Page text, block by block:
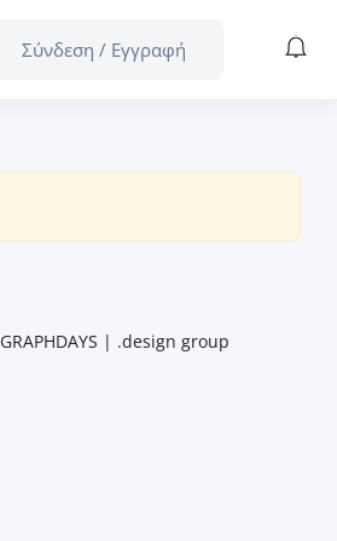
Σύνδεση / Εγγραφή
GRAPHDAYS | .design group